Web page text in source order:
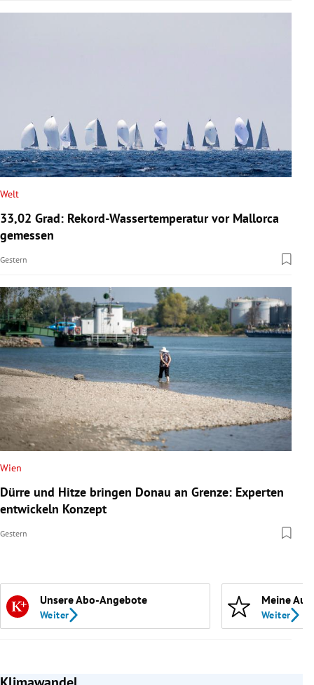
Welt
33,02 Grad: Rekord-Wassertemperatur vor Mallorca
gemessen
Gestern
Wien
Dürre und Hitze bringen Donau an Grenze: Experten
entwickeln Konzept
Gestern
Unsere Abo-Angebote
Weiter
Meine
Weiter
Slide 1 von 4